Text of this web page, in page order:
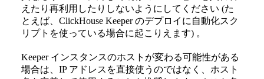
えたり再利用したりしないようにしてください (た
とえば、ClickHouse Keeper のデプロイに自動化スク
リプトを使っている場合に起こりえます) 。
Keeper インスタンスのホストが変わる可能性がある
場合は、IP アドレスを直接使うのではなく、ホスト